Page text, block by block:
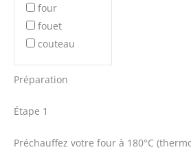
four
fouet
couteau
Préparation
Étape 1
Préchauffez votre four à 180°C